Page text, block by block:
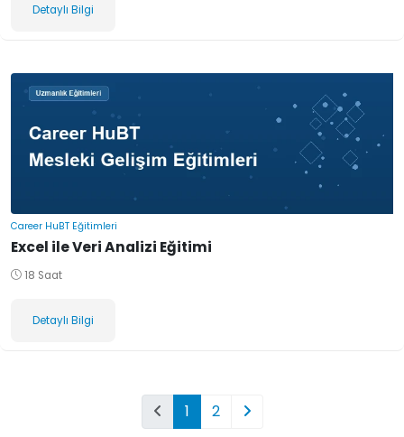
Detaylı Bilgi
Career HuBT Eğitimleri
Excel ile Veri Analizi Eğitimi
18 Saat
Detaylı Bilgi
1 2